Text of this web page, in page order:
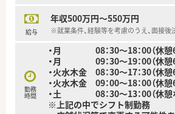
【こんな取り組みをしています】
■将来独立を考えている薬剤師に対し、
■毎年開催される社員旅行は費用を全額
親睦を深めます。
■提携するスポーツジムを無料で利用で
ポートしています。
給与
年収500万円～550万円
※就業条件、経験等を考慮のうえ、面接後
勤務
時間
・月 08：30～18：00（休憩
・月 09：30～19：00（休憩
・火水木金 08：30～17：30（休憩
・火水木金 09：00～18：00（休憩
・土 08：30～13：00（休憩
※上記の中でシフト制勤務